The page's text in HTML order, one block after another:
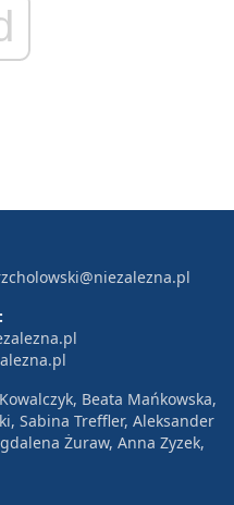
Beata Mańkowska,
Sabina Treffler, Aleksander
Żuraw, Anna Zyzek,